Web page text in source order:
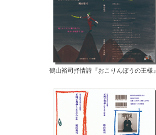
鶴山裕司抒情詩『おこりんぼうの王様』